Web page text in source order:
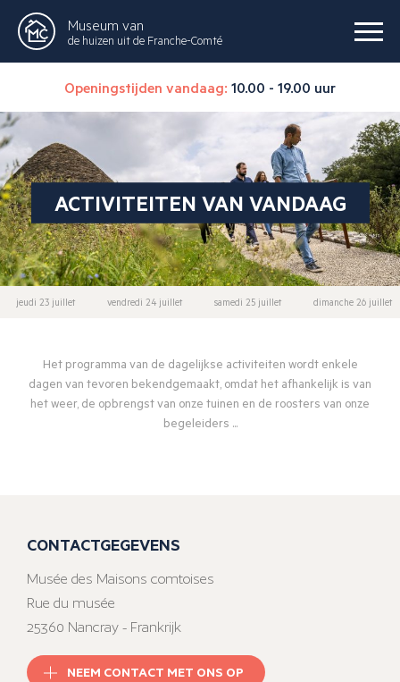
Museum van
de huizen uit de Franche-Comté
Openingstijden vandaag: 10.00 - 19.00 uur
ACTIVITEITEN VAN VANDAAG
jeudi 23 juillet vendredi 24 juillet samedi 25 juillet dimanche 26 juillet
Het programma van de dagelijkse activiteiten wordt enkele
dagen van tevoren bekendgemaakt, omdat het afhankelijk is van
het weer, de opbrengst van onze tuinen en de roosters van onze
begeleiders ...
CONTACTGEGEVENS
Musée des Maisons comtoises
Rue du musée
25360 Nancray - Frankrijk
NEEM CONTACT MET ONS OP